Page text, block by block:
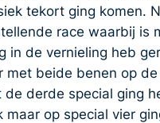
tekort ging komen.
race waarbij is
in de vernieling heb
met beide benen op
de derde special ging
maar op special vier